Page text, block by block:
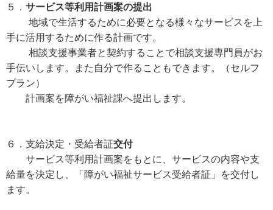
５． サービス等利用計画案の提出
地域で生活するために必要となる様々なサービスを上
手に活用するために作る計画です。
相談支援事業者と契約することで相談支援専門員がお
手伝いします。また自分で作ることもできます。（セルフ
プラン）
計画案を障がい福祉課へ提出します。
６．支給決定・受給者証交付
サービス等利用計画案をもとに、サービスの内容や支
給量を決定し、「障がい福祉サービス受給者証」を交付し
ます。